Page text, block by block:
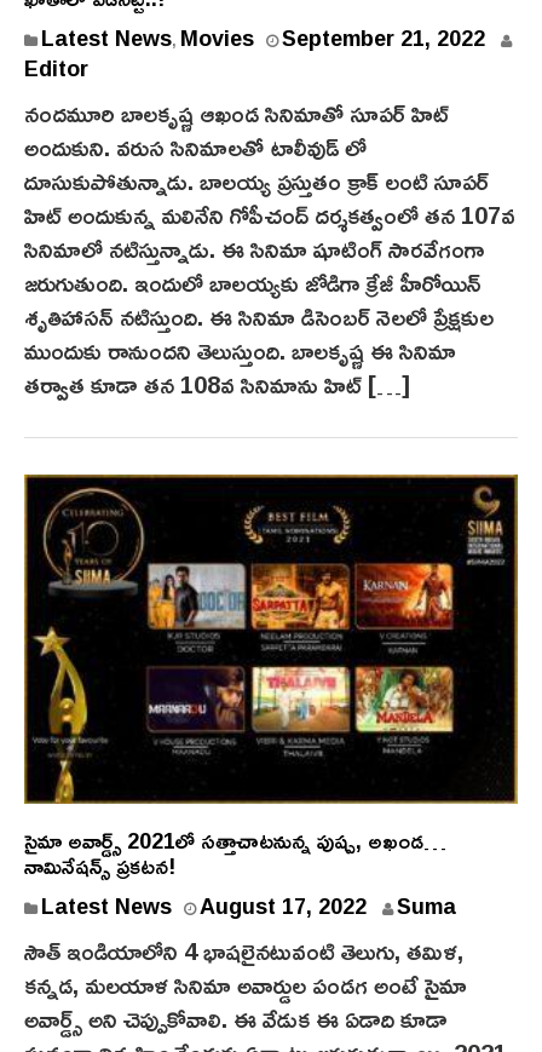
Latest News, Movies September 21, 2022
Editor
నందమూరి బాలకృష్ణ ఆఖండ సినిమాతో సూపర్ హిట్
అందుకుని. వరుస సినిమాలతో టాలీవుడ్ లో
దూసుకుపోతున్నాడు. బాలయ్య ప్రస్తుతం క్రాక్ లంటి సూపర్
హిట్ అందుకున్న మలినేని గోపీచంద్ దర్శకత్వంలో తన 107వ
సినిమాలో నటిస్తున్నాడు. ఈ సినిమా షూటింగ్ సారవేగంగా
జరుగుతుంది. ఇందులో బాలయ్యకు జోడిగా క్రేజీ హీరోయిన్
శృతిహాసన్ నటిస్తుంది. ఈ సినిమా డిసెంబర్ నెలలో ప్రేక్షకుల
ముందుకు రానుందని తెలుస్తుంది. బాలకృష్ణ ఈ సినిమా
తర్వాత కూడా తన 108వ సినిమాను హిట్ […]
సైమా అవార్డ్స్ 2021లో సత్తాచాటనున్న పుష్ప, అఖండ…
నామినేషన్స్ ప్రకటన!
Latest News
August 17, 2022A
g
u
s
Suma
సౌత్ ఇండియాలోని 4 భాషలైనటువంటి తెలుగు, తమిళ,
కన్నడ, మలయాళ సినిమా అవార్డుల పండగ అంటే సైమా
అవార్డ్స్ అని చెప్పుకోవాలి. ఈ వేడుక ఈ ఏడాది కూడా